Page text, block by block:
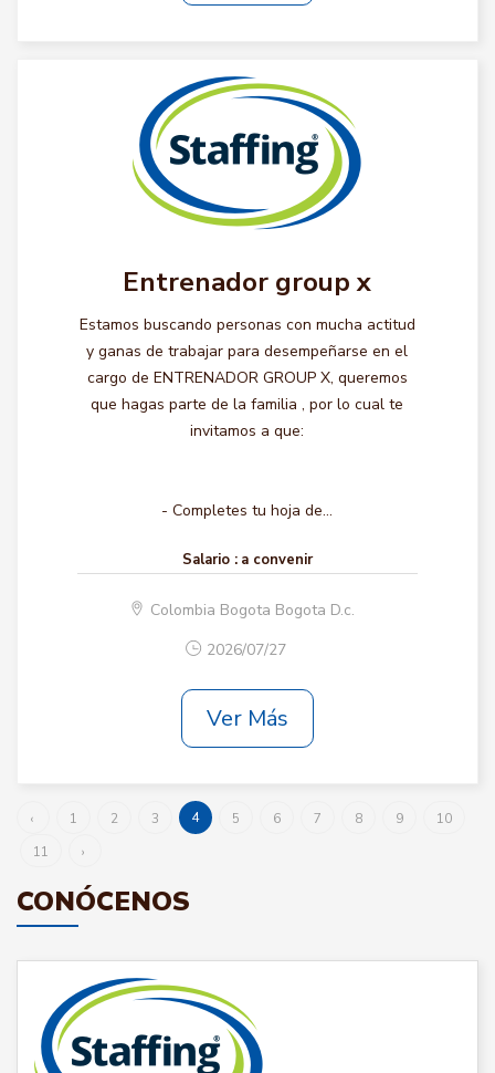
Entrenador group x
Estamos buscando personas con mucha actitud
y ganas de trabajar para desempeñarse en el
cargo de ENTRENADOR GROUP X, queremos
que hagas parte de la familia , por lo cual te
invitamos a que:
- Completes tu hoja de...
Salario : a convenir
Colombia Bogota Bogota D.c.
2026/07/27
Ver Más
‹ 1 2 3 4 5 6 7 8 9
10
11
›
CONÓCENOS